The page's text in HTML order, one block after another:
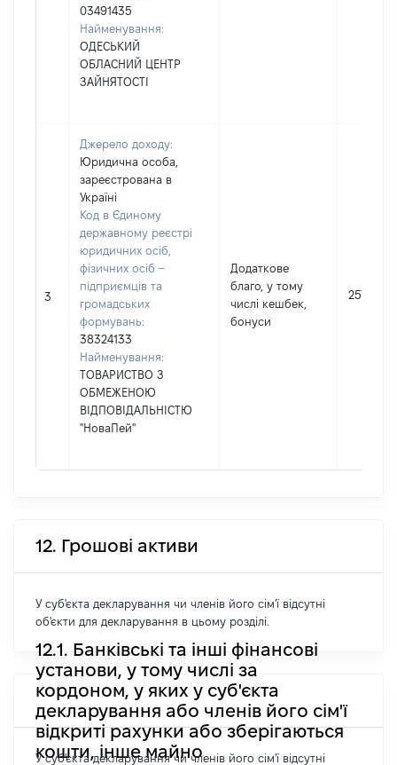
03491435
Найменування:
ОДЕСЬКИЙ
ОБЛАСНИЙ ЦЕНТР
ЗАЙНЯТОСТІ
3
Джерело доходу:
Юридична особа,
зареєстрована в
Україні
Код в Єдиному
державному реєстрі
юридичних осіб,
фізичних осіб –
підприємців та
громадських
формувань:
38324133
Найменування:
ТОВАРИСТВО З
ОБМЕЖЕНОЮ
ВІДПОВІДАЛЬНІСТЮ
"НоваПей"
Додаткове
благо, у тому
числі кешбек,
бонуси
257
12. Грошові активи
У суб'єкта декларування чи членів його сім'ї відсутні
об'єкти для декларування в цьому розділі.
12.1. Банківські та інші фінансові
установи, у тому числі за
кордоном, у яких у суб'єкта
декларування або членів його сім'ї
відкриті рахунки або зберігаються
кошти, інше майно
У суб'єкта декларування чи членів його сім'ї відсутні